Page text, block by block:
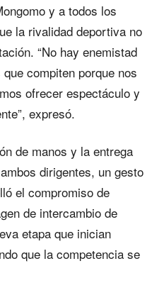
y a todos los
la rivalidad deportiva no
“No hay enemistad
compiten porque nos
ofrecer espectáculo y
expresó.
de manos y la entrega
dirigentes, un gesto
el compromiso de
de intercambio de
etapa que inician
que la competencia se